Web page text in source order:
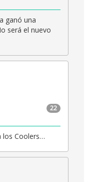
ganó una
será el nuevo
22
los Coolers…